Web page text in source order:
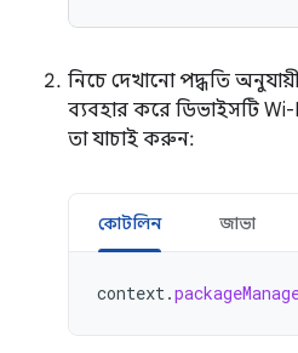
নিচে দেখানো পদ্ধতি
ব্যবহার করে ডিভাইসটি
তা যাচাই করুন:
কোটলিন জাভা
context.